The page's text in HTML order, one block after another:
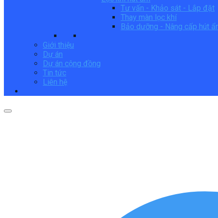
Tư vấn - Khảo sát - Lắp đặt
Thay màn lọc khí
Bảo dưỡng - Nâng cấp hút
Giới thiệu
Dự án
Dự án cộng đồng
Tin tức
Liên hệ